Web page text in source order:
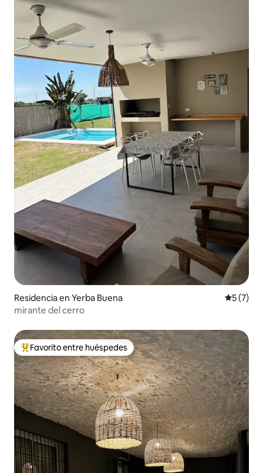
Residencia en Yerba Buena
5 (7)
mirante del cerro
De los mejores en Favorito entre huéspedes
Favorito entre huéspedes